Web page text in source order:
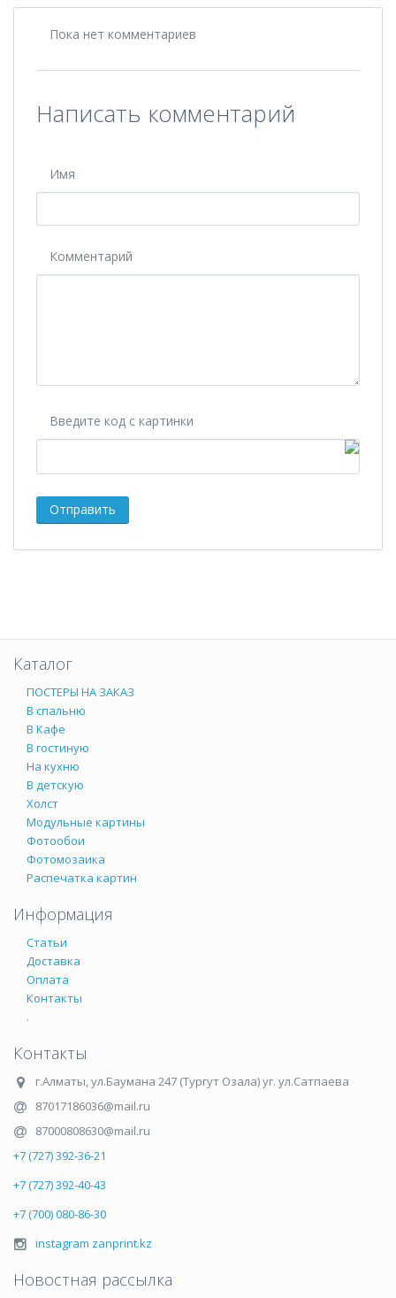
Пока нет комментариев
Написать комментарий
Имя
Комментарий
Введите код с картинки
Каталог
ПОСТЕРЫ НА ЗАКАЗ
В спальню
В Кафе
В гостиную
На кухню
В детскую
Холст
Модульные картины
Фотообои
Фотомозаика
Распечатка картин
Информация
Статьи
Доставка
Оплата
Контакты
.
Контакты
г.Алматы,ул.Баумана 247 (Тургут Озала) уг. ул.Сатпаева
87017186036@mail.ru
87000808630@mail.ru
+7 (727) 392-36-21
+7 (727) 392-40-43
+7 (700) 080-86-30
instagram zanprint.kz
Новостная рассылка